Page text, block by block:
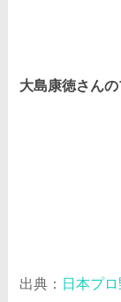
大島康徳さん
出典： 日本プ